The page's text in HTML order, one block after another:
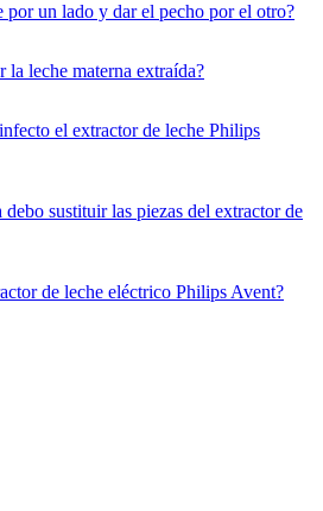
por un lado y dar el pecho por el otro?
la leche materna extraída?
el extractor de leche Philips
debo sustituir las piezas del extractor de
de leche eléctrico Philips Avent?